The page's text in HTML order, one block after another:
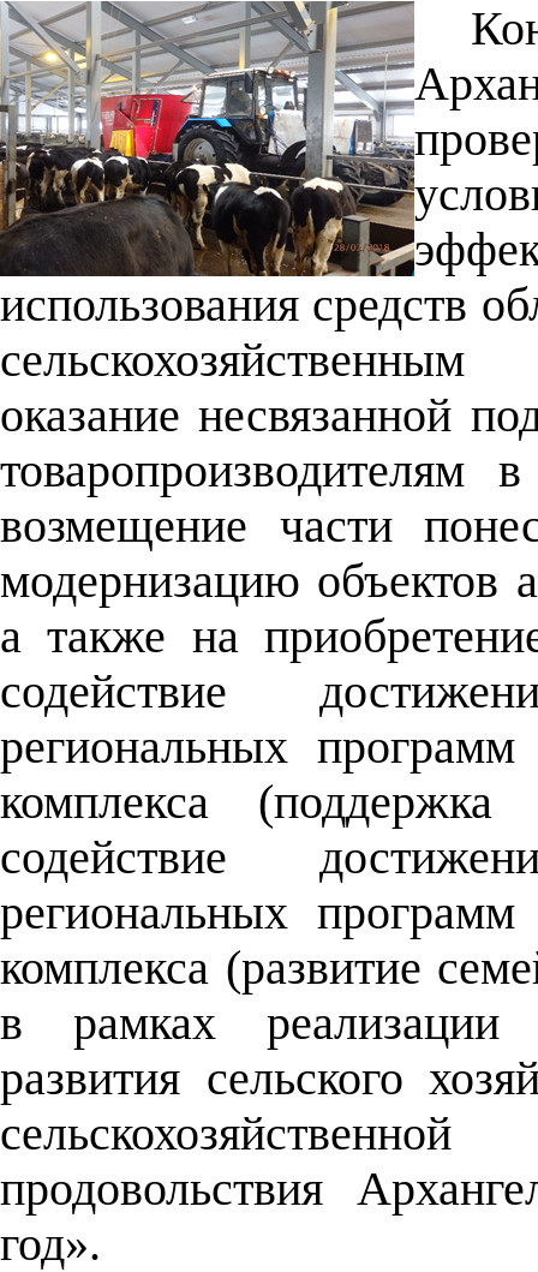
использования средств
оказание несвязанной
товаропроизводителям
возмещение части
модернизацию объектов
а также на
содействие
региональных
комплекса
содействие
региональных
комплекса (развитие
в рамках реализации
развития сельского
продовольствия
год».